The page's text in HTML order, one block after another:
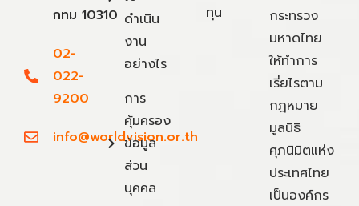
กทม 10310
02-
022-
9200
info@worldvision.or.th
ดำเนิน
งาน
อย่างไร
การ
คุ้มครอง
ข้อมูล
ส่วน
บุคคล
ทุน
กระทรวง
มหาดไทย
ให้ทำการ
เรี่ยไรตาม
กฎหมาย
มูลนิธิ
ศุภนิมิตแห่ง
ประเทศไทย
เป็นองค์กร